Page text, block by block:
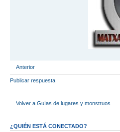
Anterior
Publicar respuesta
Volver a Guí­as de lugares y monstruos
¿QUIÉN ESTÁ CONECTADO?